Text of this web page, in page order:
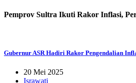
Pemprov Sultra Ikuti Rakor Inflasi,
Gubernur ASR Hadiri Rakor Pengendalian
20 Mei 2025
Israwati